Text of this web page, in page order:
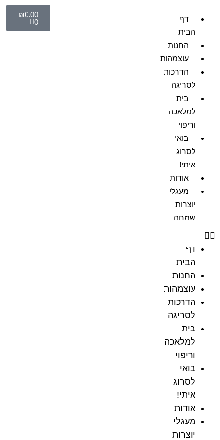
דף
הבית
החנות
עוצמהות
הדרכות
לסריגה
בית
למלאכה
וריפוי
בואי
לסרוג
איתי!
אודות
מעגלי
יוצרות
שמחה
דף
הבית
החנות
עוצמהות
הדרכות
לסריגה
בית
למלאכה
וריפוי
בואי
לסרוג
איתי!
אודות
מעגלי
יוצרות
₪0.00
0